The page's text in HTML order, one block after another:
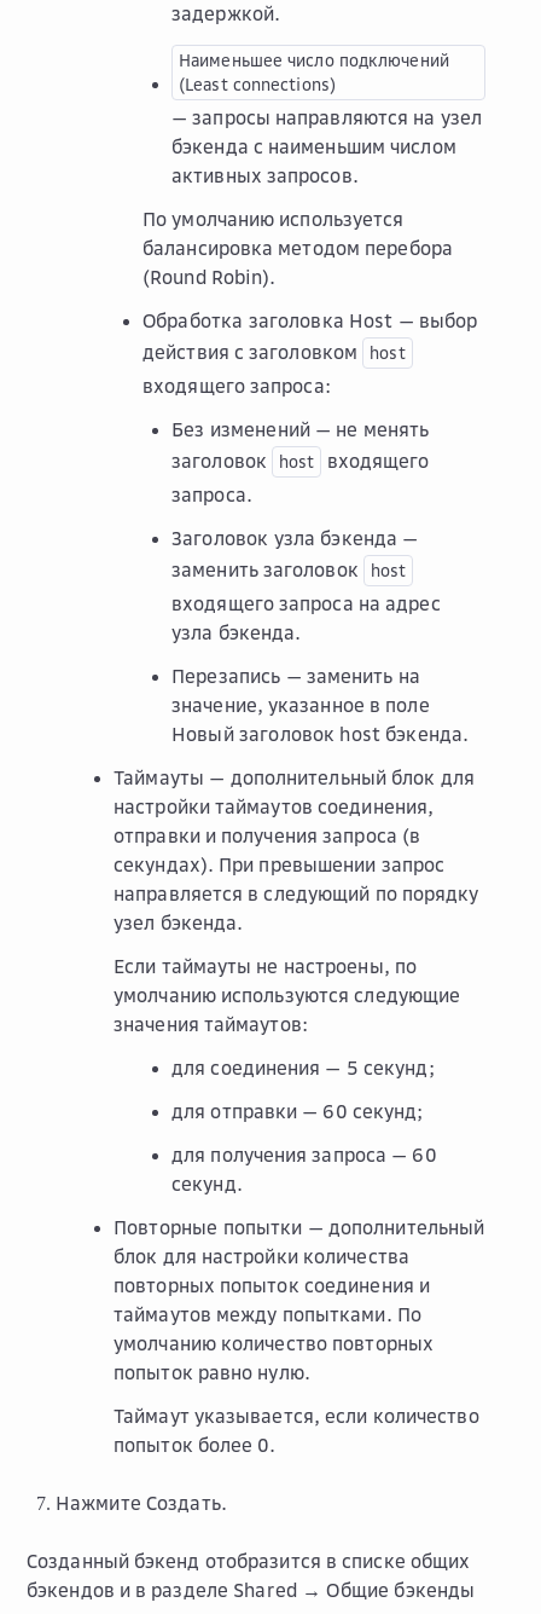
задержкой.
Наименьшее число подключений
(Least connections)
— запросы направляются на узел
бэкенда с наименьшим числом
активных запросов.
По умолчанию используется
балансировка методом перебора
(Round Robin).
Обработка заголовка Host — выбор
действия с заголовком
host
входящего запроса:
Без изменений— не менять
заголовок
host
входящего
запроса.
Заголовок узла бэкенда —
заменить заголовок
host
входящего запроса на адрес
узла бэкенда.
Перезапись — заменить на
значение, указанное в поле
Новый заголовок host бэкенда.
Таймауты — дополнительный блок для
настройки таймаутов соединения,
отправки и получения запроса (в
секундах). При превышении запрос
направляется в следующий по порядку
узел бэкенда.
Если таймауты не настроены, по
умолчанию используются следующие
значения таймаутов:
для соединения — 5 секунд;
для отправки — 60 секунд;
для получения запроса — 60
секунд.
Повторные попытки — дополнительный
блок для настройки количества
повторных попыток соединения и
таймаутов между попытками. По
умолчанию количество повторных
попыток равно нулю.
Таймаут указывается, если количество
попыток более 0.
Нажмите Создать.
Созданный бэкенд отобразится в списке общих
бэкендов и в разделе Shared → Общие бэкенды